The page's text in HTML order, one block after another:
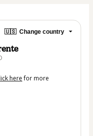
🇺🇸 Change country
herefor more